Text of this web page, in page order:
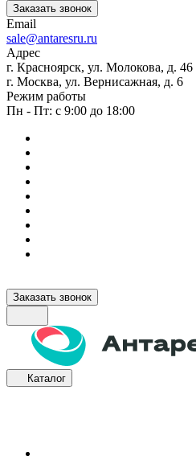
Заказать звонок
Email
sale@antaresru.ru
Адрес
г. Красноярск, ул. Молокова, д. 46
г. Москва, ул. Вернисажная, д. 6
Режим работы
Пн - Пт: с 9:00 до 18:00
Заказать звонок
Каталог